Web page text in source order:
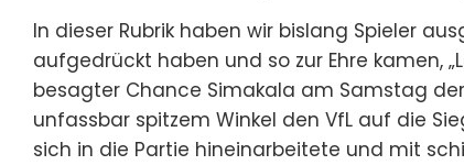
In dieser Rubrik haben wir bislang Spieler
aufgedrückt haben und so zur Ehre kamen,
besagter Chance Simakala am Samstag
unfassbar spitzem Winkel den VfL auf die
sich in die Partie hineinarbeitete und mit